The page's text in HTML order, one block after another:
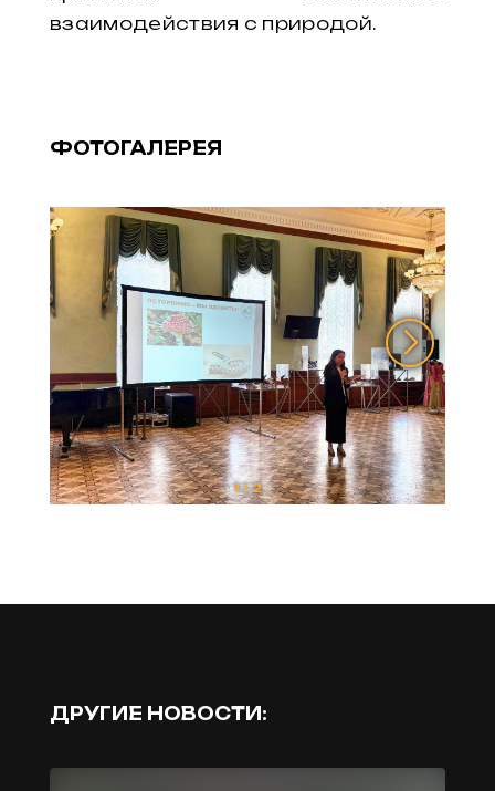
взаимодействия с природой.
ФОТОГАЛЕРЕЯ
1/2
ДРУГИЕ НОВОСТИ: